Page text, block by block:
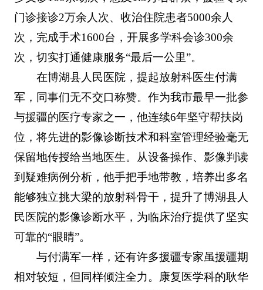
门诊接诊2万余人次、收治住院患者5000余人
次，完成手术1600台，开展多学科会诊300余
次，切实打通健康服务“最后一公里”。
在博湖县人民医院，提起放射科医生付满
军，同事们无不交口称赞。作为我市最早一批参
与援疆的医疗专家之一，他连续6年坚守帮扶岗
位，将先进的影像诊断技术和科室管理经验毫无
保留地传授给当地医生。从设备操作、影像判读
到疑难病例分析，他手把手地带教，培养出多名
能够独立挑大梁的放射科骨干，提升了博湖县人
民医院的影像诊断水平，为临床治疗提供了坚实
可靠的“眼睛”。
与付满军一样，还有许多援疆专家虽援疆期
相对较短，但同样倾注全力。康复医学科的耿华